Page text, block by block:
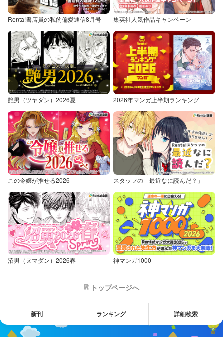
Renta!書店員の私的偏愛通信8月号 集英社人気作品キャンペーン
艶男（ツヤダン）2026夏 2026年マンガ上半期ランキング
この令嬢が推せる2026 スタッフの「最近なに読んだ？」
沼男（ヌマダン）2026春 神マンガ1000
トップページへ
新刊 ランキング 詳細検索